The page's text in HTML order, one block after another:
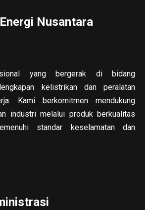
Nusantara
yang bergerak di bidang
kelistrikan dan peralatan
Kami berkomitmen mendukung
industri melalui produk berkualitas
standar keselamatan dan